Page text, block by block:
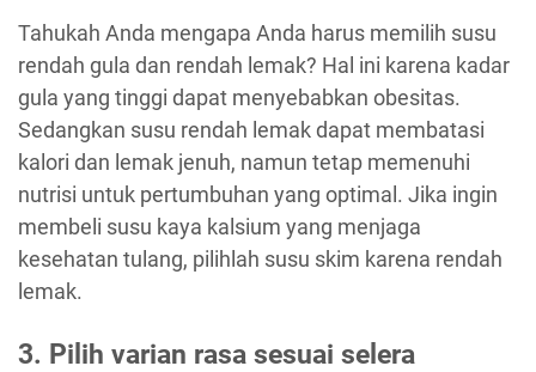
Tahukah Anda mengapa Anda harus memilih susu
rendah gula dan rendah lemak? Hal ini karena kadar
gula yang tinggi dapat menyebabkan obesitas.
Sedangkan susu rendah lemak dapat membatasi
kalori dan lemak jenuh, namun tetap memenuhi
nutrisi untuk pertumbuhan yang optimal. Jika ingin
membeli susu kaya kalsium yang menjaga
kesehatan tulang, pilihlah susu skim karena rendah
lemak.
3. Pilih varian rasa sesuai selera